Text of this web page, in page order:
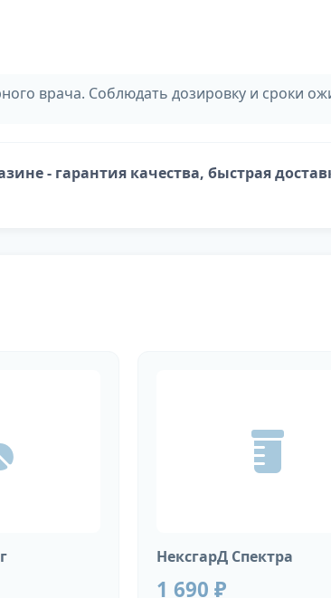
врача. Соблюдать дозировку и сроки
- гарантия качества, быстрая
НексгарД Спектра
1 690 ₽